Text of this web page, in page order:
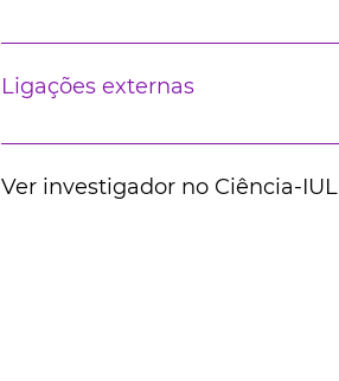
Ligações externas
Ver investigador no Ciência-IUL